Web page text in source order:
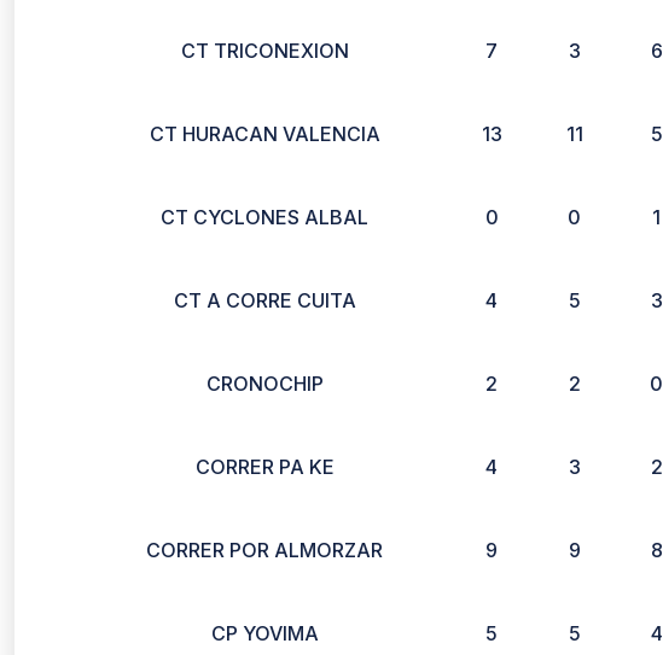
CT TRICONEXION 7 3 6
CT HURACAN VALENCIA 13 11 5
CT CYCLONES ALBAL 0 0 1
CT A CORRE CUITA 4 5 3
CRONOCHIP 2 2 0
CORRER PA KE 4 3 2
CORRER POR ALMORZAR 9 9 8
CP YOVIMA 5 5 4